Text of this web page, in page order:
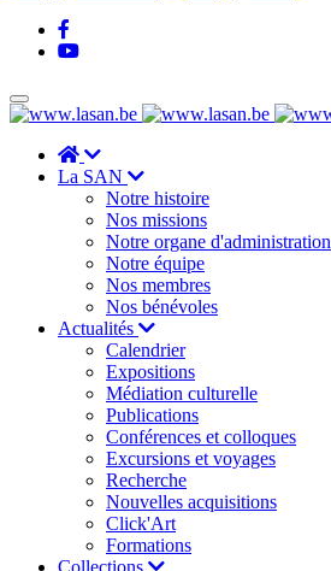
La SAN
Notre histoire
Nos missions
Notre organe d'administration
Notre équipe
Nos membres
Nos bénévoles
Actualités
Calendrier
Expositions
Médiation culturelle
Publications
Conférences et colloques
Excursions et voyages
Recherche
Nouvelles acquisitions
Click'Art
Formations
Collections